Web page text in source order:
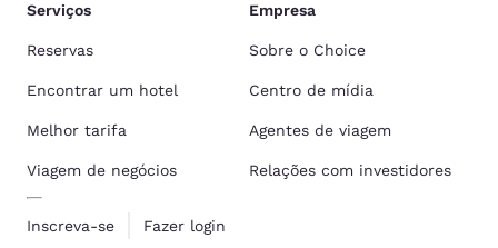
Serviços
Reservas
Encontrar um hotel
Melhor tarifa
Viagem de negócios
Inscreva-se Fazer login
Empresa
Sobre o Choice
Centro de mídia
Agentes de viagem
Relações com investidores